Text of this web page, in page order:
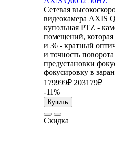
Сетевая
видеокамера AXIS
купольная PTZ -
помещений, которая
и 36 - кратный
и точность
предустановки
фокусировку в
179999₽ 203179₽
-11%
Купить
Скидка